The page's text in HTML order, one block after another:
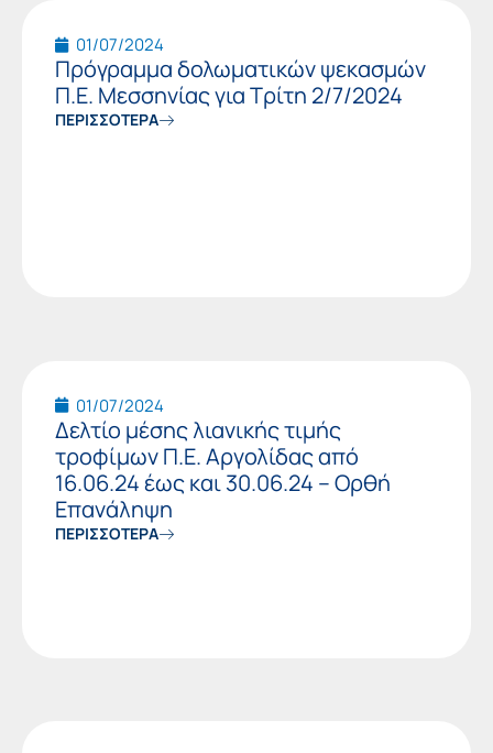
01/07/2024
Πρόγραμμα δολωματικών ψεκασμών
Π.Ε. Μεσσηνίας για Τρίτη 2/7/2024
ΠΕΡΙΣΣΟΤΕΡΑ
01/07/2024
Δελτίο μέσης λιανικής τιμής
τροφίμων Π.Ε. Αργολίδας από
16.06.24 έως και 30.06.24 – Ορθή
Επανάληψη
ΠΕΡΙΣΣΟΤΕΡΑ